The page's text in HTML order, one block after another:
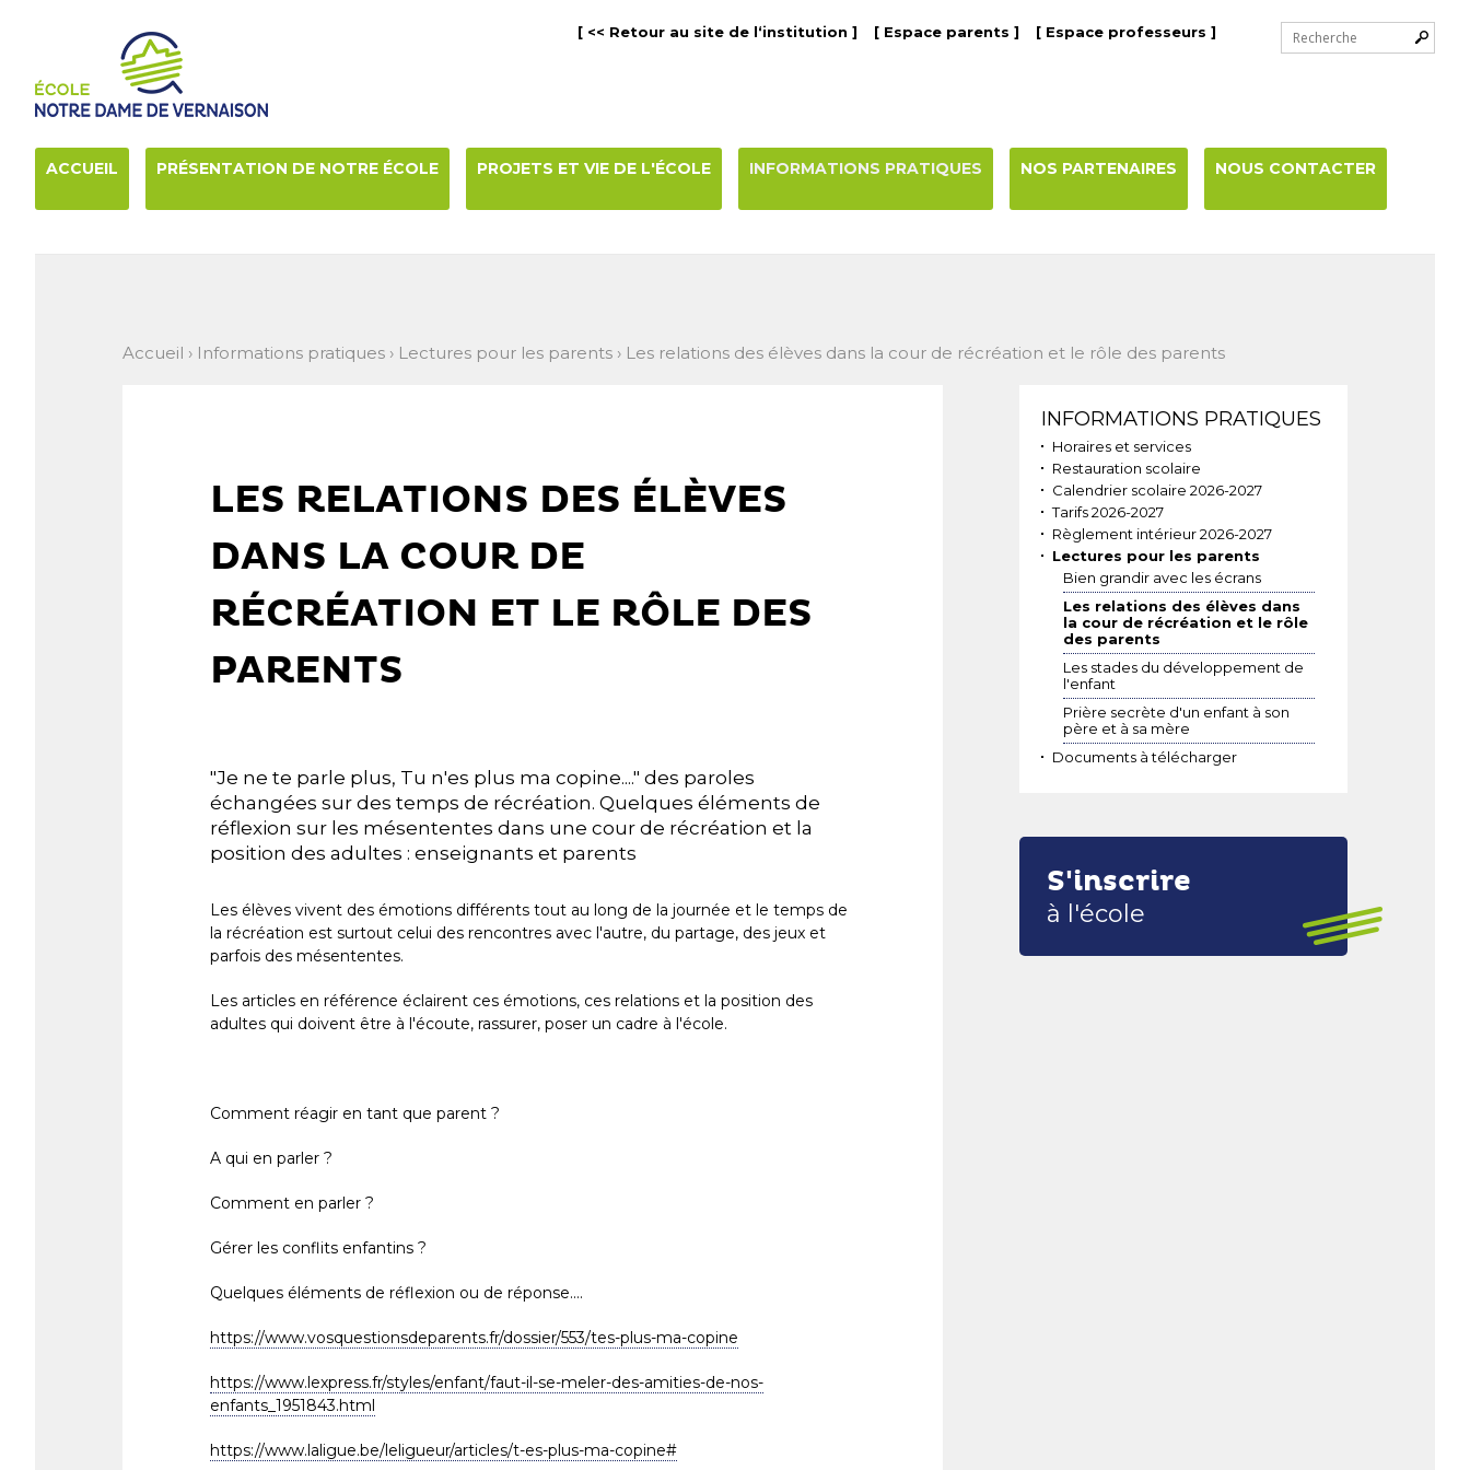
navigation
[ << Retour au site de l‘institution ] [ Espace parents ] [ Espace professeurs ]
ACCUEIL PRÉSENTATION DE NOTRE ÉCOLE PROJETS ET VIE DE L'ÉCOLE INFORMATIONS PRATIQUES NOS PARTENAIRES NOUS CONTACTER
Chercher par
Accueil › Informations pratiques › Lectures pour les parents › Les relations des élèves dans la cour de récréation et le rôle des parents
LES RELATIONS DES ÉLÈVES
DANS LA COUR DE
RÉCRÉATION ET LE RÔLE DES
PARENTS
"Je ne te parle plus, Tu n'es plus ma copine...." des paroles
échangées sur des temps de récréation. Quelques éléments de
réflexion sur les mésententes dans une cour de récréation et la
position des adultes : enseignants et parents
Les élèves vivent des émotions différents tout au long de la journée et le temps de
la récréation est surtout celui des rencontres avec l'autre, du partage, des jeux et
parfois des mésententes.
Les articles en référence éclairent ces émotions, ces relations et la position des
adultes qui doivent être à l'écoute, rassurer, poser un cadre à l'école.
Comment réagir en tant que parent ?
A qui en parler ?
Comment en parler ?
Gérer les conflits enfantins ?
Quelques éléments de réflexion ou de réponse....
https://www.vosquestionsdeparents.fr/dossier/553/tes-plus-ma-copine
https://www.lexpress.fr/styles/enfant/faut-il-se-meler-des-amities-de-nos-
enfants_1951843.html
https://www.laligue.be/leligueur/articles/t-es-plus-ma-copine#
Navigation
INFORMATIONS PRATIQUES
Horaires et services
Restauration scolaire
Calendrier scolaire 2026-2027
Tarifs 2026-2027
Règlement intérieur 2026-2027
Lectures pour les parents
Bien grandir avec les écrans
Les relations des élèves dans
la cour de récréation et le rôle
des parents
Les stades du développement de
l'enfant
Prière secrète d'un enfant à son
père et à sa mère
Documents à télécharger
S'inscrire
à l'école